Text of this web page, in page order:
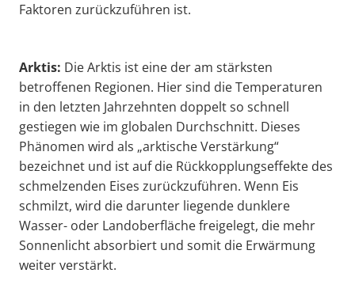
Faktoren zurückzuführen ist.
Arktis: Die Arktis ist eine der am stärksten
betroffenen Regionen. Hier sind die Temperaturen
in den letzten Jahrzehnten doppelt so schnell
gestiegen wie im globalen Durchschnitt. Dieses
Phänomen wird als „arktische Verstärkung“
bezeichnet und ist auf die Rückkopplungseffekte des
schmelzenden Eises zurückzuführen. Wenn Eis
schmilzt, wird die darunter liegende dunklere
Wasser- oder Landoberfläche freigelegt, die mehr
Sonnenlicht absorbiert und somit die Erwärmung
weiter verstärkt.